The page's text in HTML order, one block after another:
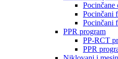
Pocinčane
Pocinčani
Pocinčani
PPR program
PP-RCT
PPR